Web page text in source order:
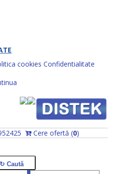
cookies Confidentialitate
Cere ofertă (0)